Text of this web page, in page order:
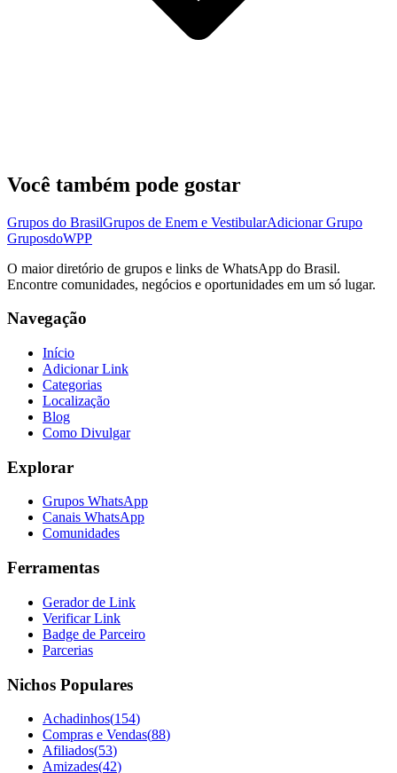
Você também pode gostar
Grupos do BrasilGrupos de Enem e VestibularAdicionar Grupo
GruposdoWPP
O maior diretório de grupos e links de WhatsApp do Brasil.
Encontre comunidades, negócios e oportunidades em um só lugar.
Navegação
Início
Adicionar Link
Categorias
Localização
Blog
Como Divulgar
Explorar
Grupos WhatsApp
Canais WhatsApp
Comunidades
Ferramentas
Gerador de Link
Verificar Link
Badge de Parceiro
Parcerias
Nichos Populares
Achadinhos(154)
Compras e Vendas(88)
Afiliados(53)
Amizades(42)